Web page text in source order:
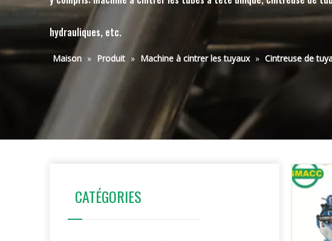
hydrauliques, etc.
Maison » Produit » Machine à cintrer les tuyaux » Cintreuse de
CATÉGORIES